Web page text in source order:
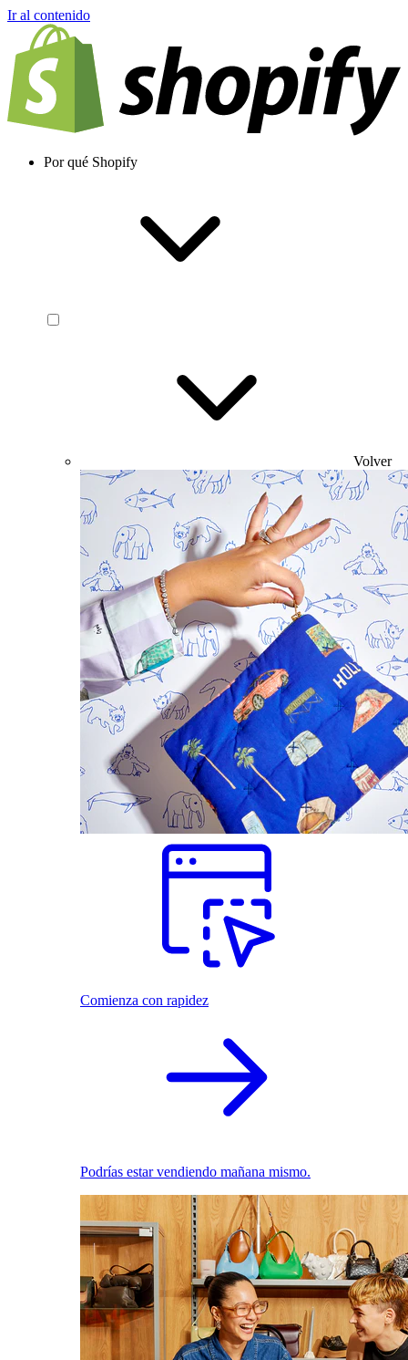
Ir al contenido
Por qué Shopify
Volver
Comienza con rapidez
Podrías estar vendiendo mañana mismo.